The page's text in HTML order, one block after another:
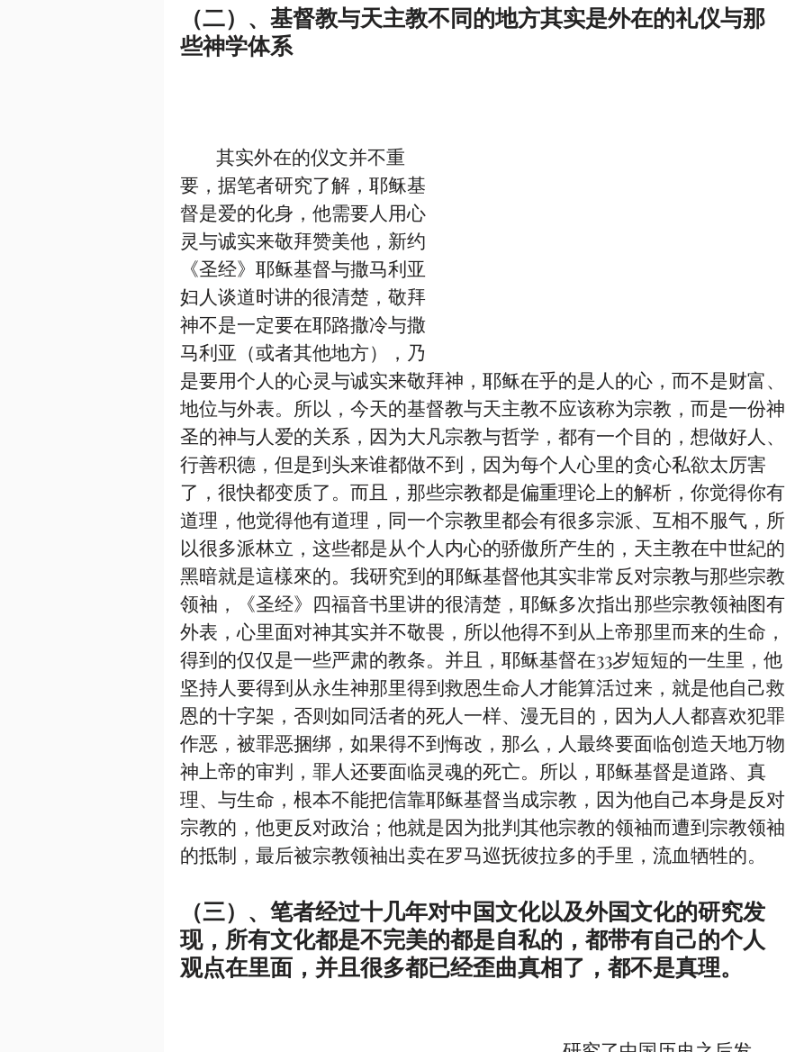
（二）、基督教与天主教不同的地方其实是外在的礼仪与那
些神学体系
要，据笔者研究了解，耶稣基
督是爱的化身，他需要人用心
灵与诚实来敬拜赞美他，新约
《圣经》耶稣基督与撒马利亚
妇人谈道时讲的很清楚，敬拜
神不是一定要在耶路撒冷与撒
马利亚（或者其他地方），乃
是要用个人的心灵与诚实来敬拜神，耶稣在乎的是人的心，而不是财富、
地位与外表。所以，今天的基督教与天主教不应该称为宗教，而是一份神
圣的神与人爱的关系，因为大凡宗教与哲学，都有一个目的，想做好人、
行善积德，但是到头来谁都做不到，因为每个人心里的贪心私欲太厉害
了，很快都变质了。而且，那些宗教都是偏重理论上的解析，你觉得你有
道理，他觉得他有道理，同一个宗教里都会有很多宗派、互相不服气，所
以很多派林立，这些都是从个人内心的骄傲所产生的，天主教在中世紀的
黑暗就是這樣來的。我研究到的耶稣基督他其实非常反对宗教与那些宗教
领袖，《圣经》四福音书里讲的很清楚，耶稣多次指出那些宗教领袖图有
外表，心里面对神其实并不敬畏，所以他得不到从上帝那里而来的生命，
得到的仅仅是一些严肃的教条。并且，耶稣基督在33岁短短的一生里，他
坚持人要得到从永生神那里得到救恩生命人才能算活过来，就是他自己救
恩的十字架，否则如同活者的死人一样、漫无目的，因为人人都喜欢犯罪
作恶，被罪恶捆绑，如果得不到悔改，那么，人最终要面临创造天地万物
神上帝的审判，罪人还要面临灵魂的死亡。所以，耶稣基督是道路、真
理、与生命，根本不能把信靠耶稣基督当成宗教，因为他自己本身是反对
宗教的，他更反对政治；他就是因为批判其他宗教的领袖而遭到宗教领袖
的抵制，最后被宗教领袖出卖在罗马巡抚彼拉多的手里，流血牺牲的。
（三）、笔者经过十几年对中国文化以及外国文化的研究发
现，所有文化都是不完美的都是自私的，都带有自己的个人
观点在里面，并且很多都已经歪曲真相了，都不是真理。